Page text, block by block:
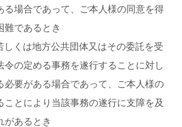
る場合であって、ご本人様の同意を得
難であるとき
しくは地方公共団体又はその委託を受
令の定める事務を遂行することに対し
必要がある場合であって、ご本人様の
ことにより当該事務の遂行に支障を及
があるとき